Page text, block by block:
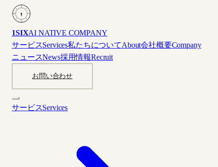
1
1SIXAI NATIVE COMPANY
サービスServices私たちについてAbout会社概要Company
ニュースNews採用情報Recruit
お問い合わせ
サービスServices